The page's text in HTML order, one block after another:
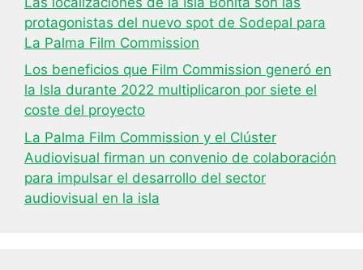
protagonistas del nuevo spot de Sodepal para
La Palma Film Commission
Los beneficios que Film Commission generó en
la Isla durante 2022 multiplicaron por siete el
coste del proyecto
La Palma Film Commission y el Clúster
Audiovisual firman un convenio de colaboración
para impulsar el desarrollo del sector
audiovisual en la isla